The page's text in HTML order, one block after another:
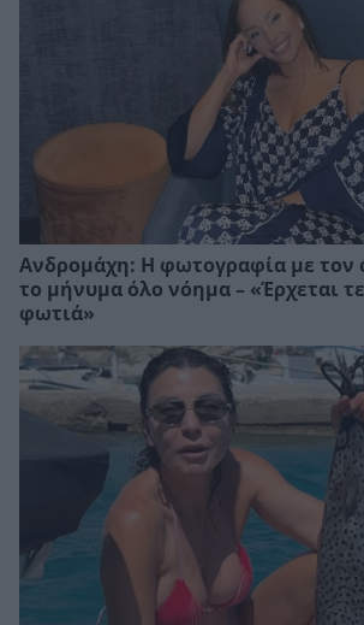
Ανδρομάχη: Η φωτογραφία με τον
το μήνυμα όλο νόημα – «Έρχεται
φωτιά»